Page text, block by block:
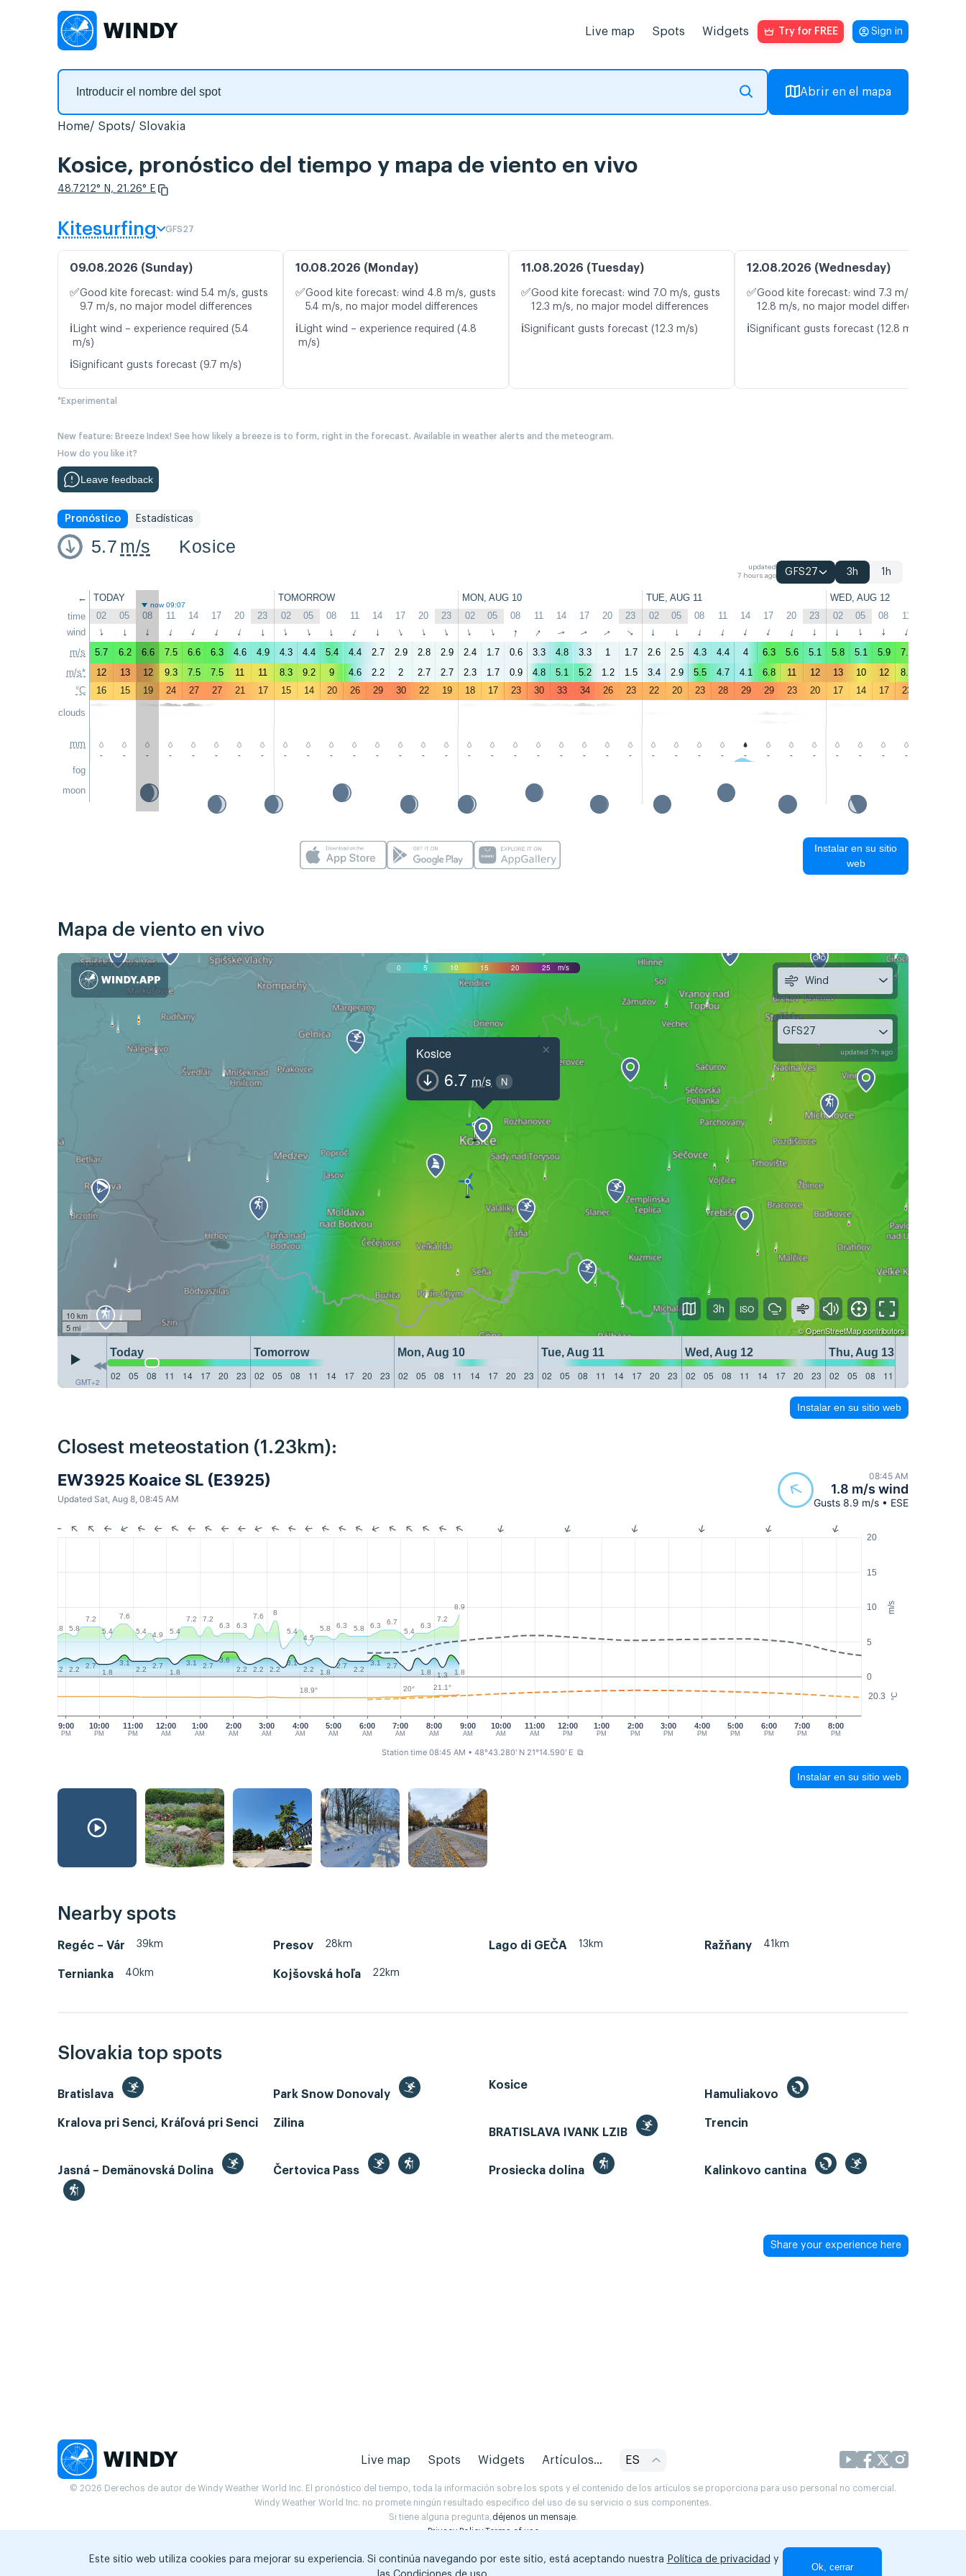
Live map Spots Widgets Try for FREE Sign in
Abrir en el mapa
Home Spots Slovakia
Kosice, pronóstico del tiempo y mapa de viento en vivo
48.7212° N, 21.26° E
Kitesurfing GFS27
09.08.2026 (Sunday)
✅Good kite forecast: wind 5.4 m/s, gusts
9.7 m/s, no major model differences
ℹ️ Light wind – experience required (5.4
m/s)
ℹ️Significant gusts forecast (9.7 m/s)
10.08.2026 (Monday)
✅Good kite forecast: wind 4.8 m/s, gusts
5.4 m/s, no major model differences
ℹ️ Light wind – experience required (4.8
m/s)
11.08.2026 (Tuesday)
✅Good kite forecast: wind 7.0 m/s, gusts
12.3 m/s, no major model differences
ℹ️Significant gusts forecast (12.3 m/s)
12.08.2026 (Wednesday)
✅Good kite forecast: wind 7.3 m/s, gusts
12.8 m/s, no major model differences
ℹ️Significant gusts forecast (12.8 m/s)
*Experimental
New feature: Breeze Index! See how likely a breeze is to form, right in the forecast. Available in weather alerts and the meteogram.
How do you like it?
Leave feedback
Pronóstico Estadísticas
5.7 m/s Kosice
updated
7 hours ago
GFS27 3h 1h
←
time
wind
m/s
m/s*
°C
clouds
mm
fog
moon
TODAY TOMORROW MON, AUG 10 TUE, AUG 11 WED, AUG 12
now 09:07
02 05 08 11 14 17 20 23 02 05 08 11 14 17 20 23 02 05 08 11 14 17 20 23 02 05 08 11 14 17 20 23 02 05 08 11
↑ ↑ ↑ ↑ ↑ ↑ ↑ ↑ ↑ ↑ ↑ ↑ ↑ ↑ ↑ ↑ ↑ ↑ ↑ ↑ ↑ ↑ ↑ ↑ ↑ ↑ ↑ ↑ ↑ ↑ ↑ ↑ ↑ ↑ ↑ ↑
5.7 6.2 6.6 7.5 6.6 6.3 4.6 4.9 4.3 4.4 5.4 4.4 2.7 2.9 2.8 2.9 2.4 1.7 0.6 3.3 4.8 3.3 1 1.7 2.6 2.5 4.3 4.4 4 6.3 5.6 5.1 5.8 5.1 5.9 7.1
12
13 12 9.3 7.5 7.5 11 11 8.3 9.2 9 4.6 2.2 2 2.7 2.7 2.3 1.7 0.9 4.8 5.1 5.2 1.2 1.5 3.4 2.9 5.5 4.7 4.1 6.8 11 12 13 10 12 8.6
16
15 19 24 27 27 21 17 15 14 20 26 29 30 22 19 18 17 23 30 33 34 26 23 22 20 23 28 29 29 23 20 17 14 17 23
- - - - - - - - - - - - - - - - - - - - - - - - - - - - - - - - - - - -
Instalar en su sitio
web
Mapa de viento en vivo
0 5 10 15 20 25 m/s
Kosice
6.7 m/s N
×
10 km
5 mi
©OpenStreetMapcontributors
GMT+2
Today Tomorrow Mon, Aug 10 Tue, Aug 11 Wed, Aug 12
Thu, Aug 13
02
05 08 11 14 17 20 23 02 05 08 11 14 17 20 23 02 05 08 11 14 17 20 23 02 05 08 11 14 17 20 23 02 05 08 11 14 17 20 23 02 05 08 11
Wind
GFS27
updated 7h ago
3h
Instalar en su sitio web
Closest meteostation (1.23km):
EW3925 Koaice SL (E3925)
Updated Sat, Aug 8, 08:45 AM
08:45 AM
1.8 m/s wind
Gusts 8.9 m/s • ESE
m/s
°C
0
5
10
15
20
20.3
9:00
PM
10:00
PM
11:00
PM
12:00
AM
1:00
AM
3:00
AM
4:00
AM
5:00
AM
6:00
AM
7:00
AM
8:00
AM
9:00
AM
10:00
AM
11:00
AM
12:00
PM
1:00
PM
2:00
PM
3:00
PM
4:00
PM
5:00
PM
6:00
PM
7:00
PM
8:00
PM
2:00
AM
5.8 5.8
7.2
5.4
7.6
5.4
4.9 5.4
7.2 7.2
6.3 6.3
7.6 8
5.4
4.5
5.8 6.3 5.8 6.3
6.7
5.4
6.3
7.2
8.9
2.2 2.2 2.7
1.8
3.1
2.2 2.7
1.8
3.1 2.7
3.6
2.2
2.2 2.2
3.1
2.2 1.8
2.7 2.2
3.1 2.7
1.8 1.3 1.8
18.9° 20° 21.1°
Station time 08:45 AM • 48°43.280' N 21°14.590' E ⧉
Instalar en su sitio web
Nearby spots
Regéc – Vár 39km Presov 28km Lago di GEČA 13km Ražňany 41km
Ternianka 40km Kojšovská hoľa 22km
Slovakia top spots
Bratislava Park Snow Donovaly
Kosice
Hamuliakovo
Kralova pri Senci, Kráľová pri Senci
Zilina
BRATISLAVA IVANK LZIB
Trencin
Jasná – Demänovská Dolina Čertovica Pass Prosiecka dolina Kalinkovo cantina
Share your experience here
Live map Spots Widgets Artículos... ES
© 2026 Derechos de autor de Windy Weather World Inc. El pronóstico del tiempo, toda la información sobre los spots y el contenido de los artículos se proporciona para uso personal no comercial.
Windy Weather World Inc. no promete ningún resultado específico del uso de su servicio o sus componentes.
Si tiene alguna pregunta,déjenos un mensaje.
Privacy Policy Terms of use
Este sitio web utiliza cookies para mejorar su experiencia. Si continúa navegando por este sitio, está aceptando nuestra Política de privacidad y
Ok, cerrar